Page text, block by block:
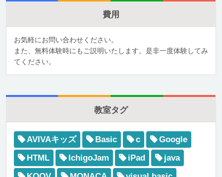
費用
お気軽にお問い合わせください。
また、無料体験時にもご説明いたします。是非一度体験してみ
てください。
教室タグ
AVIVAキッズ Basic c
Google
HTML
IchigoJam iPad
java